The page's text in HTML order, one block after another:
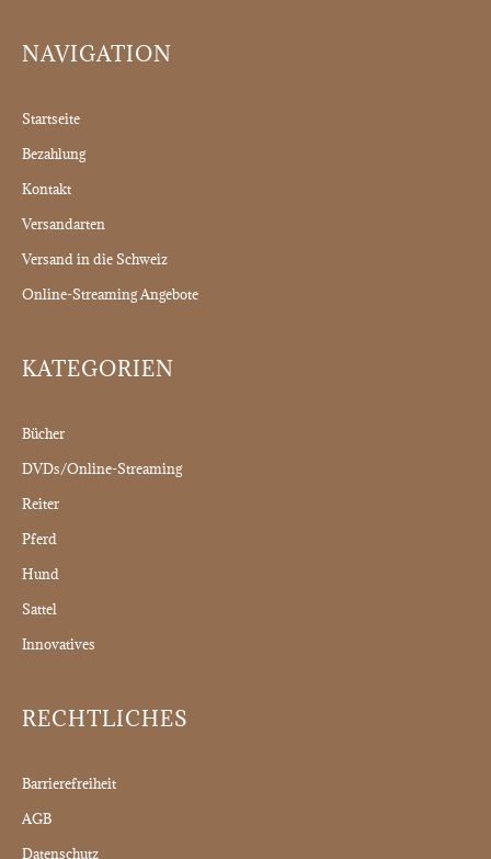
NAVIGATION
Startseite
Bezahlung
Kontakt
Versandarten
Versand in die Schweiz
Online-Streaming Angebote
KATEGORIEN
Bücher
DVDs/Online-Streaming
Reiter
Pferd
Hund
Sattel
Innovatives
RECHTLICHES
Barrierefreiheit
AGB
Datenschutz